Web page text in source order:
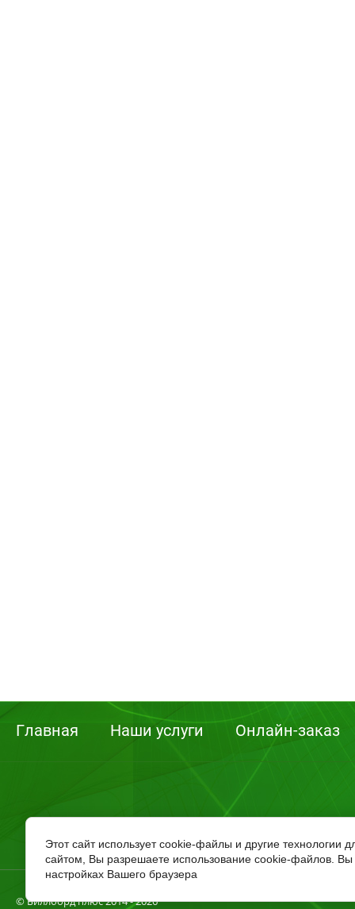
Главная Наши услуги Онлайн-заказ
© Биллборд плюс 2014 - 2026
Этот сайт использует cookie-файлы и другие технологии
сайтом, Вы разрешаете использование cookie-файлов.
настройках Вашего браузера